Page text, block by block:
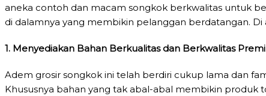
aneka contoh dan macam songkok berkwalitas untuk
di dalamnya yang membikin pelanggan berdatangan. Di
1. Menyediakan Bahan Berkualitas dan Berkwalitas
Adem grosir songkok ini telah berdiri cukup lama dan
Khususnya bahan yang tak abal-abal membikin produk